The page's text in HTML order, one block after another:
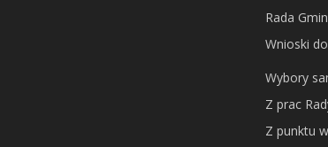
Rada
Wnioski
Wybory
Z prac
Z punktu